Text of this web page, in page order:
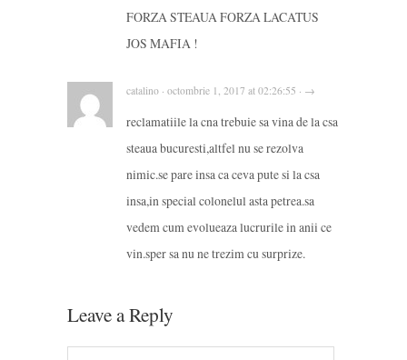
FORZA STEAUA FORZA LACATUS
JOS MAFIA !
catalino · octombrie 1, 2017 at 02:26:55 · →
reclamatiile la cna trebuie sa vina de la csa
steaua bucuresti,altfel nu se rezolva
nimic.se pare insa ca ceva pute si la csa
insa,in special colonelul asta petrea.sa
vedem cum evolueaza lucrurile in anii ce
vin.sper sa nu ne trezim cu surprize.
Leave a Reply